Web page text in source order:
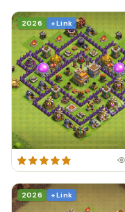
2026 + Link
2026 + Link